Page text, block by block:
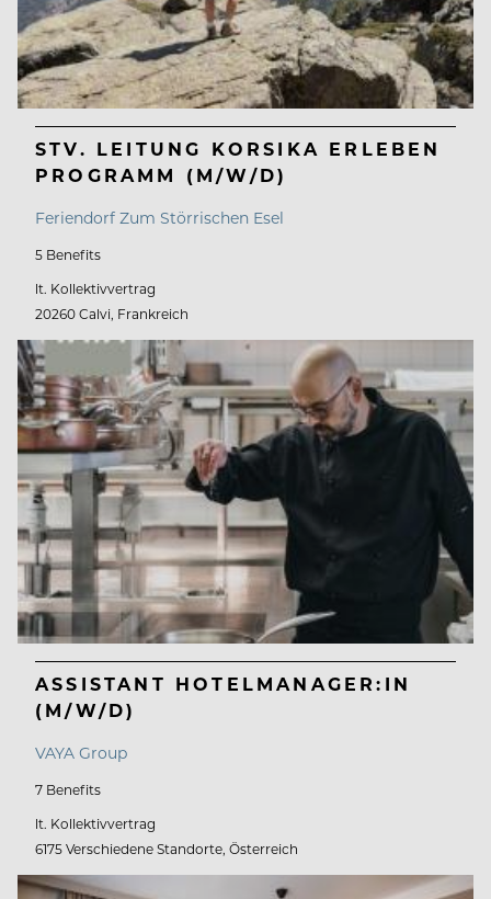
STV. LEITUNG KORSIKA ERLEBEN
PROGRAMM (M/W/D)
Feriendorf Zum Störrischen Esel
5 Benefits
lt. Kollektivvertrag
20260 Calvi, Frankreich
ASSISTANT HOTELMANAGER:IN
(M/W/D)
VAYA Group
7 Benefits
lt. Kollektivvertrag
6175 Verschiedene Standorte, Österreich